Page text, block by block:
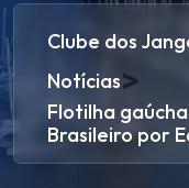
Clube dos
Notícias>
Flotilha
Brasileiro por